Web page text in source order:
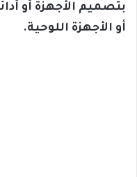
بتصميم الأجهزة أو
أو الأجهزة اللوحية.